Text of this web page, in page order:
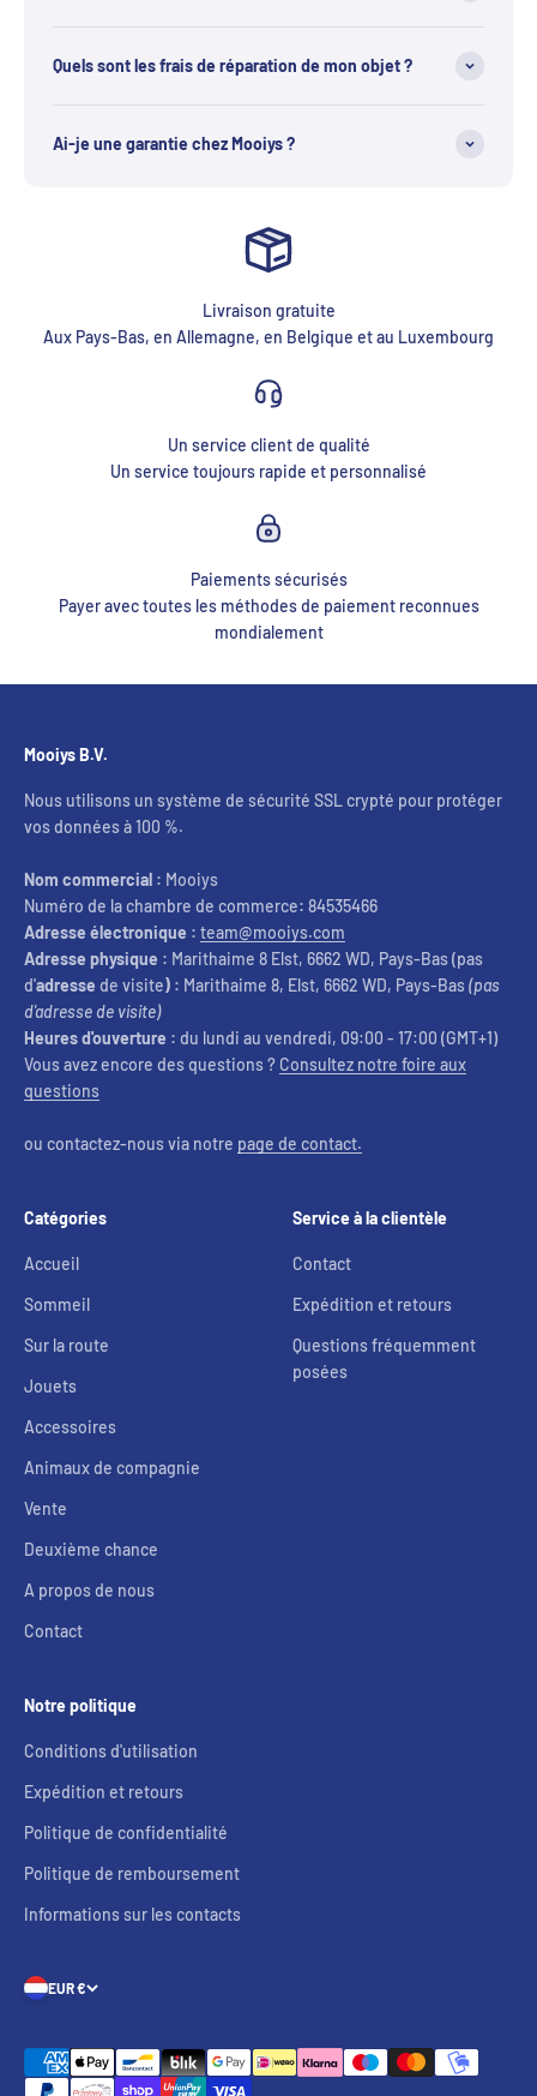
Quels sont les frais de réparation de mon objet ?
Ai-je une garantie chez Mooiys ?
Livraison gratuite
Aux Pays-Bas, en Allemagne, en Belgique et au Luxembourg
Un service client de qualité
Un service toujours rapide et personnalisé
Paiements sécurisés
Payer avec toutes les méthodes de paiement reconnues
mondialement
Mooiys B.V.
Nous utilisons un système de sécurité SSL crypté pour protéger
vos données à 100 %.
Nom commercial : Mooiys
Numéro de la chambre de commerce: 84535466
Adresse électronique : team@mooiys.com
Adresse physique : Marithaime 8 Elst, 6662 WD, Pays-Bas (pas
d'adresse de visite) : Marithaime 8, Elst, 6662 WD, Pays-Bas(pas
d'adresse de visite)
Heures d'ouverture : du lundi au vendredi, 09:00 - 17:00 (GMT+1)
Vous avez encore des questions ? Consultez notre foire aux
questions
ou contactez-nous via notre page de contact.
Catégories
Accueil
Sommeil
Sur la route
Jouets
Accessoires
Animaux de compagnie
Vente
Deuxième chance
A propos de nous
Contact
Service à la clientèle
Contact
Expédition et retours
Questions fréquemment
posées
Notre politique
Conditions d'utilisation
Expédition et retours
Politique de confidentialité
Politique de remboursement
Informations sur les contacts
EUR €